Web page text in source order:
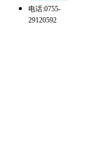
电话:0755-
29120592